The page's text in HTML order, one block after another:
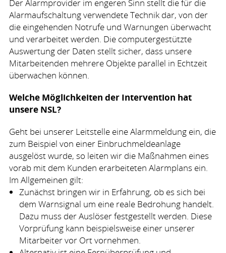
Der Alarmprovider im engeren Sinn stellt die für die
Alarmaufschaltung verwendete Technik dar, von der
die eingehenden Notrufe und Warnungen überwacht
und verarbeitet werden. Die computergestützte
Auswertung der Daten stellt sicher, dass unsere
Mitarbeitenden mehrere Objekte parallel in Echtzeit
überwachen können.
Welche Möglichkeiten der Intervention hat
unsere NSL?
Geht bei unserer Leitstelle eine Alarmmeldung ein, die
zum Beispiel von einer Einbruchmeldeanlage
ausgelöst wurde, so leiten wir die Maßnahmen eines
vorab mit dem Kunden erarbeiteten Alarmplans ein.
Im Allgemeinen gilt:
Zunächst bringen wir in Erfahrung, ob es sich bei
dem Warnsignal um eine reale Bedrohung handelt.
Dazu muss der Auslöser festgestellt werden. Diese
Vorprüfung kann beispielsweise einer unserer
Mitarbeiter vor Ort vornehmen.